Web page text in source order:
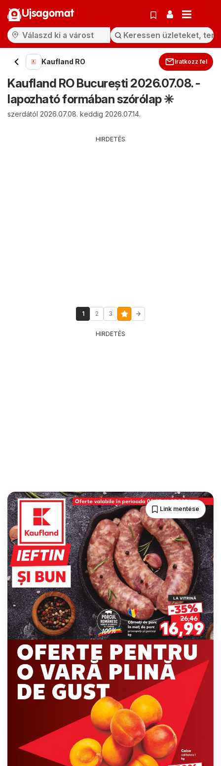
Ujsagomat
Kaufland RO Iratkozz fel
Kaufland RO București 2026.07.08. -
lapozható formában szórólap ✳️
szerdától 2026.07.08. keddig 2026.07.14.
HIRDETÉS
1 2 3
HIRDETÉS
Link mentése